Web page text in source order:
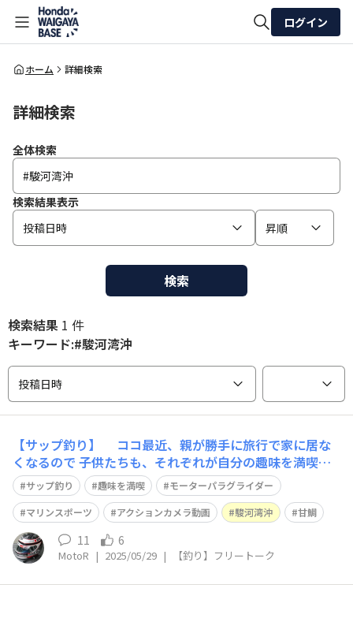
全体検索
ログイン
ホーム 詳細検索
詳細検索
全体検索
検索結果表示
投稿日時
昇順
検索
検索結果 1 件
キーワード:#駿河湾沖
投稿日時
【サップ釣り】 ココ最近、親が勝手に旅行で家に居な
くなるので 子供たちも、それぞれが自分の趣味を満喫し
ています😃 モーターパラグライダーやマリンスポーツ
が趣味の娘は 親の心配をよそに、週末だけ湘南・小田原
に移住中🙄 そんな娘から、LINEでアクションカメラ動画
サップ釣り 趣味を満喫
モーターパラグライダー
マリンスポーツ
アクションカメラ動画 駿河湾沖 甘鯛
11 6
MotoR | 2025/05/29 | 【釣り】フリートーク